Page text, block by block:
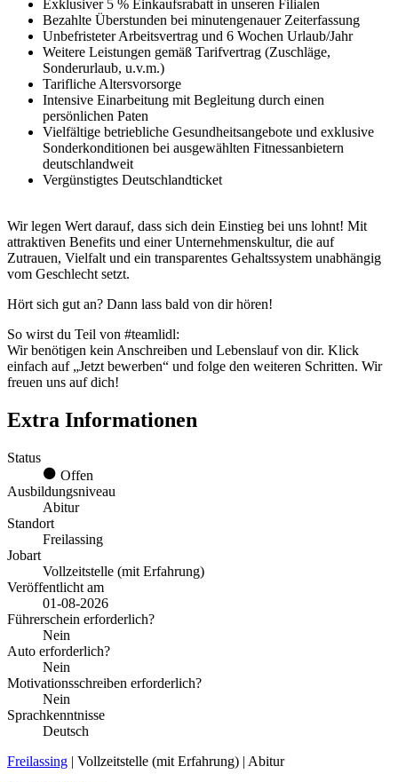
Exklusiver 5 % Einkaufsrabatt in unseren Filialen
Bezahlte Überstunden bei minutengenauer Zeiterfassung
Unbefristeter Arbeitsvertrag und 6 Wochen Urlaub/Jahr
Weitere Leistungen gemäß Tarifvertrag (Zuschläge,
Sonderurlaub, u.v.m.)
Tarifliche Altersvorsorge
Intensive Einarbeitung mit Begleitung durch einen
persönlichen Paten
Vielfältige betriebliche Gesundheitsangebote und exklusive
Sonderkonditionen bei ausgewählten Fitnessanbietern
deutschlandweit
Vergünstigtes Deutschlandticket
Wir legen Wert darauf, dass sich dein Einstieg bei uns lohnt! Mit
attraktiven Benefits und einer Unternehmenskultur, die auf
Zutrauen, Vielfalt und ein transparentes Gehaltssystem unabhängig
vom Geschlecht setzt.
Hört sich gut an? Dann lass bald von dir hören!
So wirst du Teil von #teamlidl:
Wir benötigen kein Anschreiben und Lebenslauf von dir. Klick
einfach auf „Jetzt bewerben“ und folge den weiteren Schritten. Wir
freuen uns auf dich!
Extra Informationen
Status
Offen
Ausbildungsniveau
Abitur
Standort
Freilassing
Jobart
Vollzeitstelle (mit Erfahrung)
Veröffentlicht am
01-08-2026
Führerschein erforderlich?
Nein
Auto erforderlich?
Nein
Motivationsschreiben erforderlich?
Nein
Sprachkenntnisse
Deutsch
Freilassing | Vollzeitstelle (mit Erfahrung) | Abitur